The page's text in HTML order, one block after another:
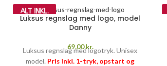
ALT INKL.
Luksus regnslag med logo, model
Danny
69,00kr.
Luksus regnslag med logotryk. Unisex
model. Pris inkl. 1-tryk, opstart og